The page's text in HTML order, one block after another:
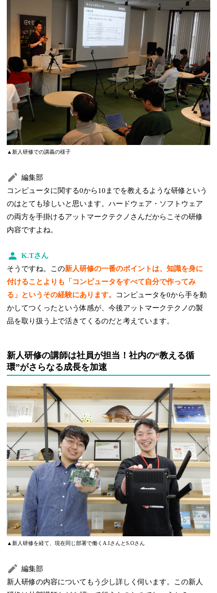
▲新人研修での講義の様子
編集部
コンピュータに関する0から10までを教えるような研修という
のはとても珍しいと思います。ハードウェア・ソフトウェア
の両方を手掛けるアットマークテクノさんだからこその研修
内容ですよね。
K.Tさん
そうですね。この新人研修の一番のポイントは、知識を身に
付けることよりも「コンピュータをすべて自分で作ってみ
る」というその経験にあります。
コンピュータを0から手を動
かしてつくったという体感が、今後アットマークテクノの製
品を取り扱う上で活きてくるのだと考えています。
新人研修の講師は社員が担当！社内の“教える循
環”がさらなる成長を加速
▲新人研修を経て、現在同じ部署で働くA.IさんとS.Oさん
編集部
新人研修の内容についてもう少し詳しく伺います。この新人